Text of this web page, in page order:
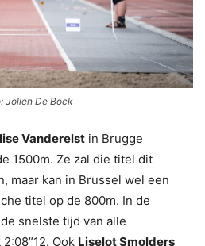
Jolien De Bock
Vanderelst in Brugge
1500m. Ze zal die titel dit
maar kan in Brussel wel een
titel op de 800m. In de
snelste tijd van alle
Ook Liselot Smolders